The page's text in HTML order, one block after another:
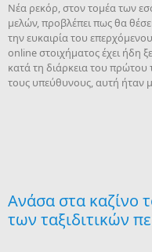
Νέα ρεκόρ, στον τομέα των
μελών, προβλέπει πως θα
την ευκαιρία του
online στοιχήματος έχει ήδη
κατά τη διάρκεια του
τους υπεύθυνους, αυτή ήταν
Ανάσα στα καζίνο
των ταξιδιτικών